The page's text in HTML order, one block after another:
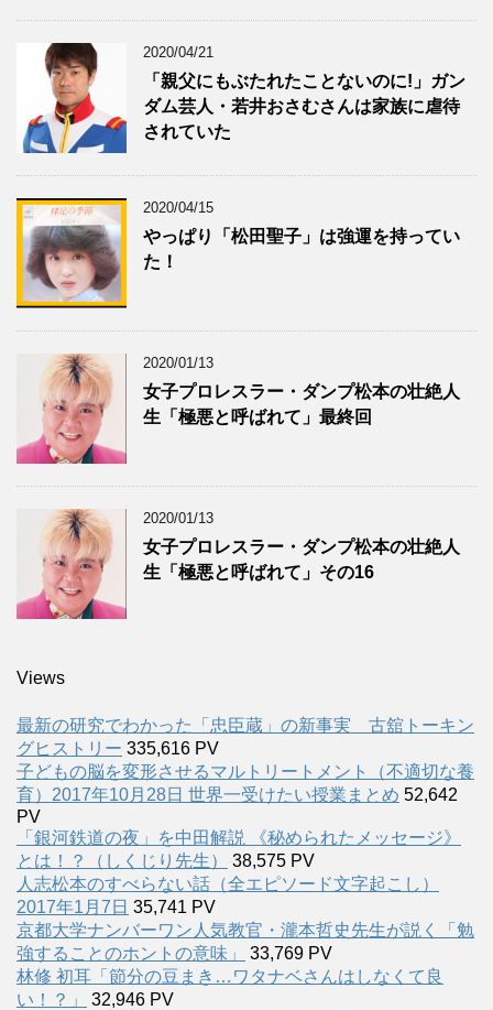
2020/04/21
「親父にもぶたれたことないのに!」ガン
ダム芸人・若井おさむさんは家族に虐待
されていた
2020/04/15
やっぱり「松田聖子」は強運を持ってい
た！
2020/01/13
女子プロレスラー・ダンプ松本の壮絶人
生「極悪と呼ばれて」最終回
2020/01/13
女子プロレスラー・ダンプ松本の壮絶人
生「極悪と呼ばれて」その16
Views
最新の研究でわかった「忠臣蔵」の新事実 古舘トーキン
グヒストリー 335,616 PV
子どもの脳を変形させるマルトリートメント（不適切な養
育）2017年10月28日 世界一受けたい授業まとめ 52,642
PV
「銀河鉄道の夜」を中田解説 《秘められたメッセージ》
とは！？（しくじり先生）
38,575 PV
人志松本のすべらない話（全エピソード文字起こし）
2017年1月7日 35,741 PV
京都大学ナンバーワン人気教官・瀧本哲史先生が説く「勉
強することのホントの意味」
33,769 PV
林修 初耳「節分の豆まき…ワタナベさんはしなくて良
い！？」
32,946 PV